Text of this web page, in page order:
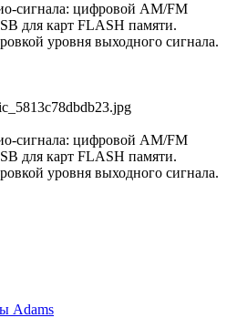
сигнала: цифровой AM/FM
для карт FLASH памяти.
уровня выходного сигнала.
сигнала: цифровой AM/FM
для карт FLASH памяти.
уровня выходного сигнала.
Adams